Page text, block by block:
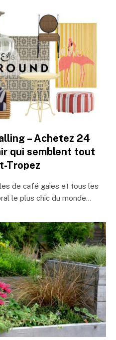
– Achetez 24
qui semblent tout
Tropez
de café gaies et tous les
le plus chic du monde…